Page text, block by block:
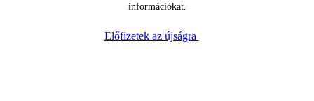
információkat.
Előfizetek az újságra